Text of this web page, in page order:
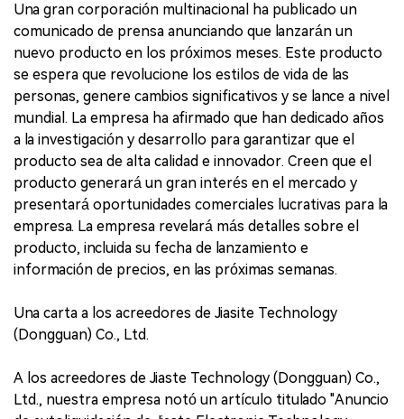
Una gran corporación multinacional ha publicado un
comunicado de prensa anunciando que lanzarán un
nuevo producto en los próximos meses. Este producto
se espera que revolucione los estilos de vida de las
personas, genere cambios significativos y se lance a nivel
mundial. La empresa ha afirmado que han dedicado años
a la investigación y desarrollo para garantizar que el
producto sea de alta calidad e innovador. Creen que el
producto generará un gran interés en el mercado y
presentará oportunidades comerciales lucrativas para la
empresa. La empresa revelará más detalles sobre el
producto, incluida su fecha de lanzamiento e
información de precios, en las próximas semanas.
Una carta a los acreedores de Jiasite Technology
(Dongguan) Co., Ltd.
A los acreedores de Jiaste Technology (Dongguan) Co.,
Ltd., nuestra empresa notó un artículo titulado "Anuncio